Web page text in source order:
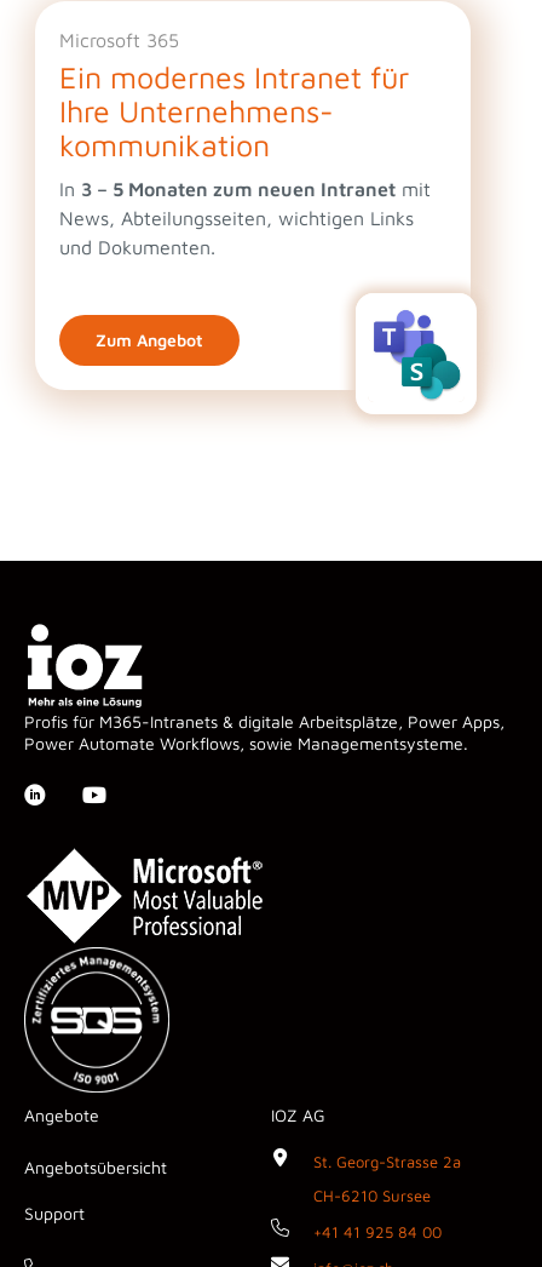
Microsoft 365
Ein modernes Intranet für
Ihre Unternehmens­
kommunikation
In 3 – 5 Monaten zum neuen Intranet mit
News, Abteilungsseiten, wichtigen Links
und Dokumenten.
Zum Angebot
Profis für M365-Intranets & digitale Arbeitsplätze, Power Apps,
Power Automate Workflows, sowie Managementsysteme.
Angebote
Angebotsübersicht
Support
IOZ AG
St. Georg-Strasse 2a
CH-6210 Sursee
+41 41 925 84 00